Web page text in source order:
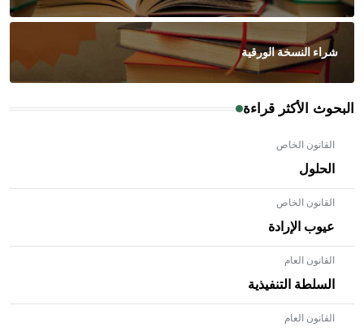
شراء النسخة الورقية
البحوث الأكثر قراءة
القانون الخاص
الحلول
القانون الخاص
عيوب الإرادة
القانون العام
السلطة التنفيذية
القانون العام
- هل تعلم أن الأبلق نوع من الفنون الهندسية التي ارتبطت